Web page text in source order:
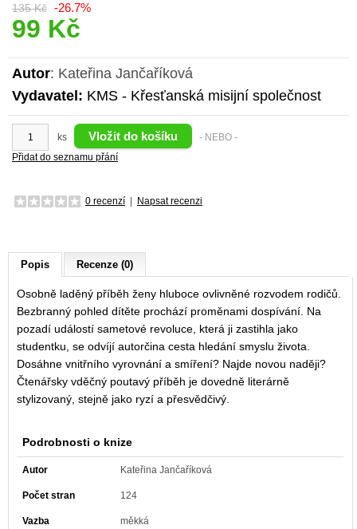
135 Kč -26.7%
99 Kč
Autor: Kateřina Jančaříková
Vydavatel: KMS - Křesťanská misijní společnost
ks
- NEBO -
Přidat do seznamu přání
0 recenzí | Napsat recenzi
Popis Recenze (0)
Osobně laděný příběh ženy hluboce ovlivněné rozvodem rodičů.
Bezbranný pohled dítěte prochází proměnami dospívání. Na
pozadí událostí sametové revoluce, která ji zastihla jako
studentku, se odvíjí autorčina cesta hledání smyslu života.
Dosáhne vnitřního vyrovnání a smíření? Najde novou naději?
Čtenářsky vděčný poutavý příběh je dovedně literárně
stylizovaný, stejně jako ryzí a přesvědčivý.
Podrobnosti o knize
Autor Kateřina Jančaříková
Počet stran 124
Vazba měkká